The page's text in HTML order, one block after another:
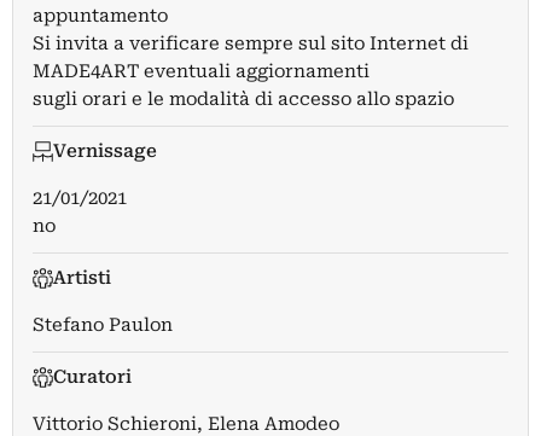
appuntamento
Si invita a verificare sempre sul sito Internet di
MADE4ART eventuali aggiornamenti
sugli orari e le modalità di accesso allo spazio
Vernissage
21/01/2021
no
Artisti
Stefano Paulon
Curatori
Vittorio Schieroni, Elena Amodeo